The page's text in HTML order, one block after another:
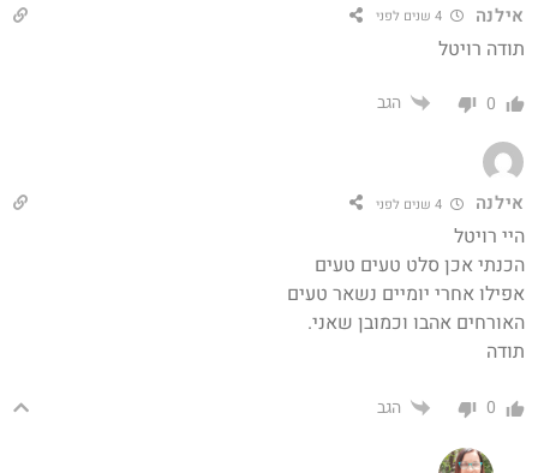
אילנה 4 שנים לפני
תודה רויטל
0 הגב
אילנה 4 שנים לפני
היי רויטל
הכנתי אכן סלט טעים טעים
אפילו אחרי יומיים נשאר טעים
האורחים אהבו וכמובן שאני.
תודה
0 הגב